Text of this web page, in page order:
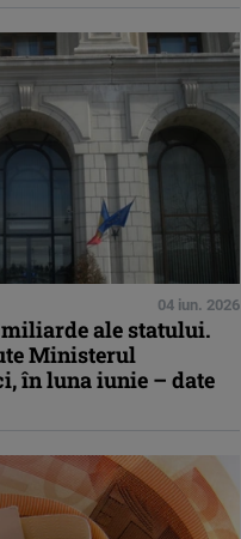
04 iun. 2026
ale statului.
Ministerul
în luna iunie – date